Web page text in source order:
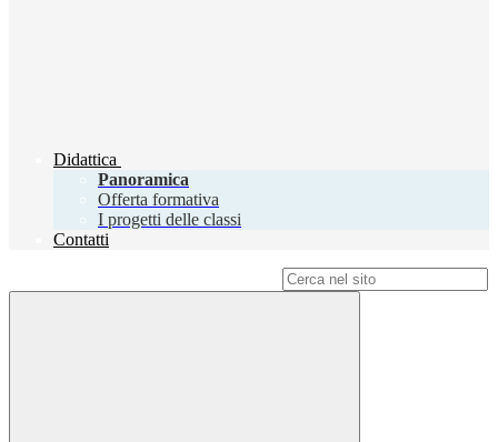
Didattica
Panoramica
Offerta formativa
I progetti delle classi
Contatti